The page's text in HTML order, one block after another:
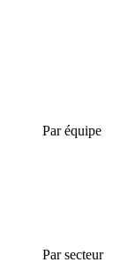
Par équipe
Par secteur